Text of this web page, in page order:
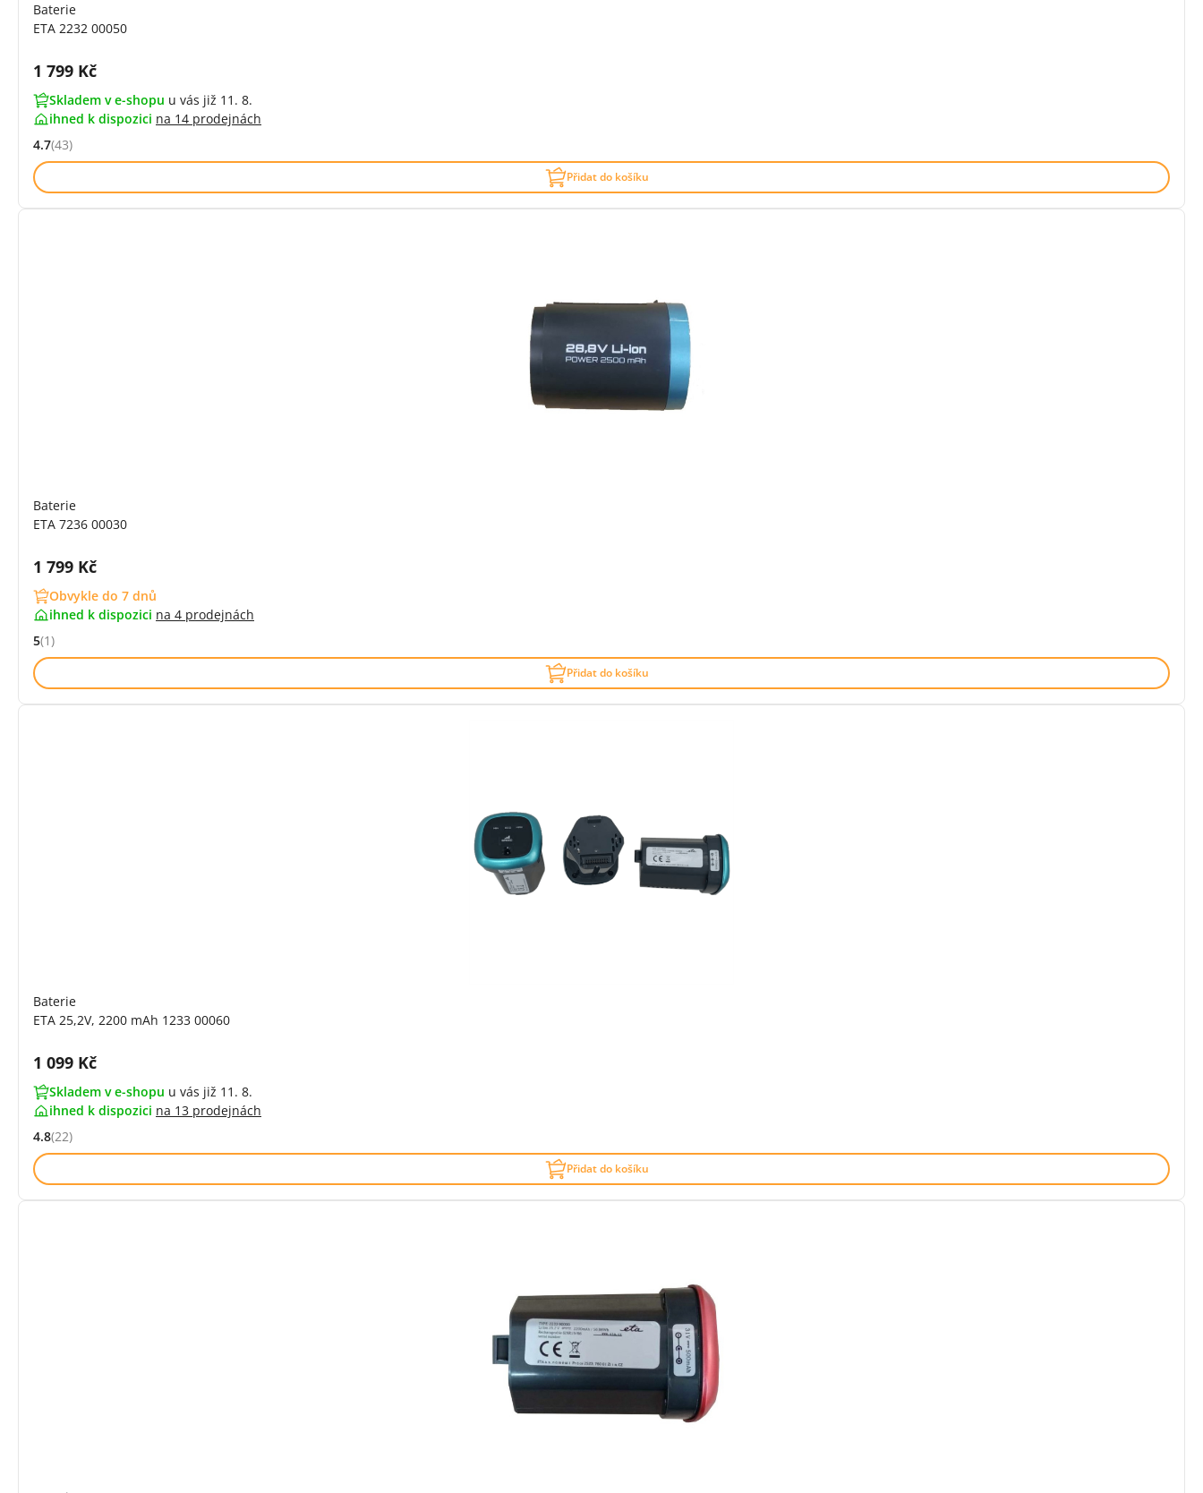
Baterie
ETA 2232 00050
Cena s DPH:
1 799 Kč
Skladem v e-shopu u vás již 11. 8.
ihned k dispozici na 14 prodejnách
Hodnocení: 4.7 z 5 (43 recenzí)
4.7(43)
Přidat do košíku
Baterie
ETA 7236 00030
Cena s DPH:
1 799 Kč
Obvykle do 7 dnů
ihned k dispozici na 4 prodejnách
Hodnocení: 5 z 5 (1 recenzí)
5(1)
Přidat do košíku
Baterie
ETA 25,2V, 2200 mAh 1233 00060
Cena s DPH:
1 099 Kč
Skladem v e-shopu u vás již 11. 8.
ihned k dispozici na 13 prodejnách
Hodnocení: 4.8 z 5 (22 recenzí)
4.8(22)
Přidat do košíku